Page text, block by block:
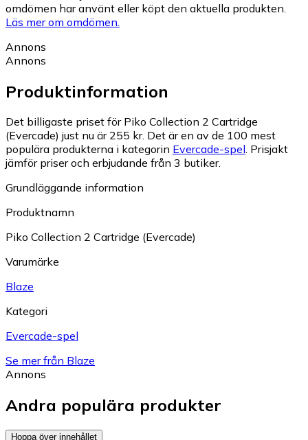
omdömen har använt eller köpt den aktuella produkten.
Läs mer om omdömen.
Annons
Annons
Produktinformation
Det billigaste priset för Piko Collection 2 Cartridge
(Evercade) just nu är 255 kr. Det är en av de 100 mest
populära produkterna i kategorin Evercade-spel. Prisjakt
jämför priser och erbjudande från 3 butiker.
Grundläggande information
Produktnamn
Piko Collection 2 Cartridge (Evercade)
Varumärke
Blaze
Kategori
Evercade-spel
Se mer från Blaze
Annons
Andra populära produkter
Hoppa över innehållet